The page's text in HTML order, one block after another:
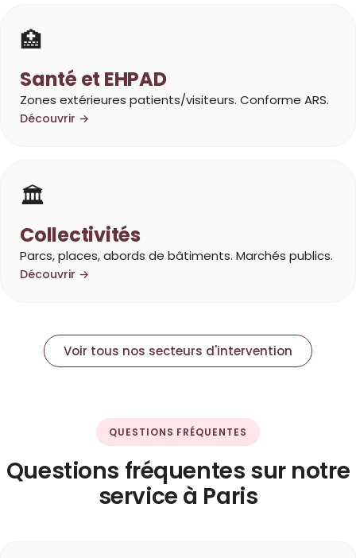
🏥
Santé et EHPAD
Zones extérieures patients/visiteurs. Conforme ARS.
Découvrir →
🏛️
Collectivités
Parcs, places, abords de bâtiments. Marchés publics.
Découvrir →
Voir tous nos secteurs d'intervention
QUESTIONS FRÉQUENTES
Questions fréquentes sur notre
service à Paris